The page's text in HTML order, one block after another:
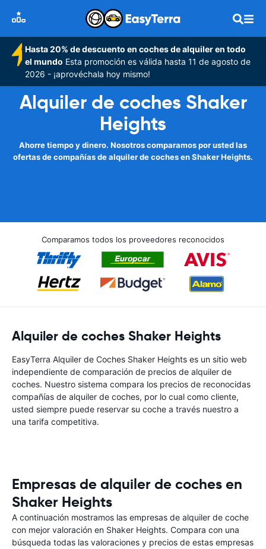
Hasta 20% de descuento en coches de alquiler en todo
el mundo Esta promoción es válida hasta 11 de agosto de
2026 - ¡aprovéchala hoy mismo!
Alquiler de coches Shaker
Heights
Ahorre tiempo y dinero. Nosotros comparamos por usted las
ofertas de compañías de alquiler de coches en Shaker Heights.
Comparamos todos los proveedores reconocidos
Alquiler de coches Shaker Heights
EasyTerra Alquiler de Coches Shaker Heights es un sitio web
independiente de comparación de precios de alquiler de
coches. Nuestro sistema compara los precios de reconocidas
compañías de alquiler de coches, por lo cual como cliente,
usted siempre puede reservar su coche a través nuestro a
una tarifa competitiva.
Empresas de alquiler de coches en
Shaker Heights
A continuación mostramos las empresas de alquiler de coche
con mejor valoración en Shaker Heights. Compara con una
búsqueda todas las valoraciones y precios de estas empresas